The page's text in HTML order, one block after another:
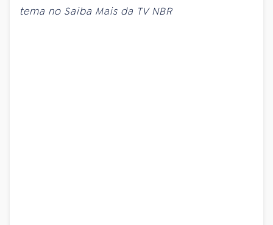
tema no Saiba Mais da TV NBR